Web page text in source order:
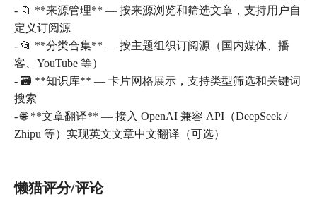
- 📁 **来源管理** — 按来源浏览和筛选文章，支持用户自
定义订阅源
- 📂 **分类合集** — 按主题组织订阅源（国内媒体、播
客、YouTube 等）
- 🗃️ **知识库** — 卡片网格展示，支持类型筛选和关键词
搜索
- 🌐 **文章翻译** — 接入 OpenAI 兼容 API（DeepSeek /
Zhipu 等）实现英文文章中文翻译（可选）
懒猫评分/评论